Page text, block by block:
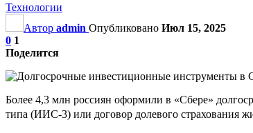
Технологии
Автор admin Опубликовано Июл 15, 2025
0 1
Поделится
Более 4,3 млн россиян оформили в «Сбере»
типа (ИИС-3) или договор долевого